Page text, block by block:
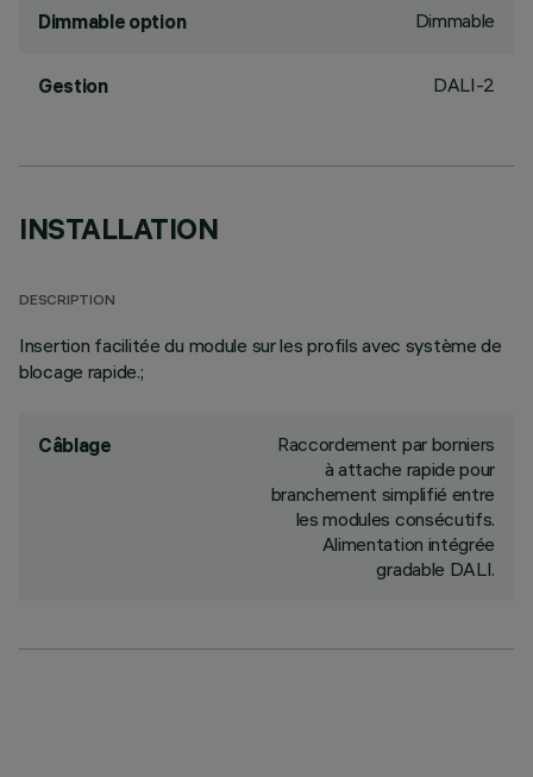
Dimmable option Dimmable
Gestion DALI-2
INSTALLATION
DESCRIPTION
Insertion facilitée du module sur les profils avec système de
blocage rapide.;
Câblage
Raccordement par borniers
à attache rapide pour
branchement simplifié entre
les modules consécutifs.
Alimentation intégrée
gradable DALI.